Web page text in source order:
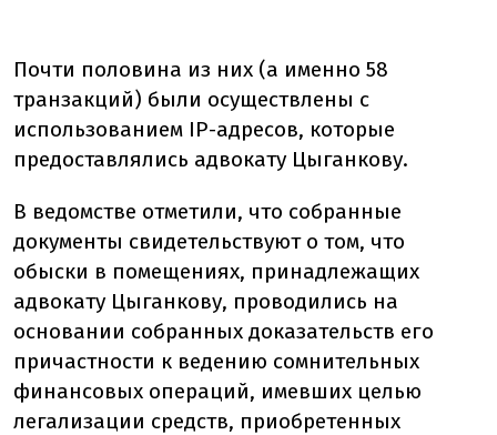
Почти половина из них (а именно 58
транзакций) были осуществлены с
использованием IP-адресов, которые
предоставлялись адвокату Цыганкову.
В ведомстве отметили, что собранные
документы свидетельствуют о том, что
обыски в помещениях, принадлежащих
адвокату Цыганкову, проводились на
основании собранных доказательств его
причастности к ведению сомнительных
финансовых операций, имевших целью
легализации средств, приобретенных